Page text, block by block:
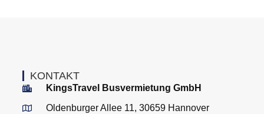
KONTAKT
KingsTravel Busvermietung GmbH
Oldenburger Allee 11, 30659 Hannover